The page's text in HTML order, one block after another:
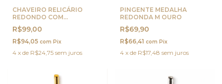
CHAVEIRO RELICÁRIO
REDONDO COM
PLAQUINHA PRATA
R$99,00
R$94,05 com Pix
4 x de R$24,75 sem juros
PINGENTE MEDALHA
REDONDA M OURO
R$69,90
R$66,41 com Pix
4 x de R$17,48 sem juros